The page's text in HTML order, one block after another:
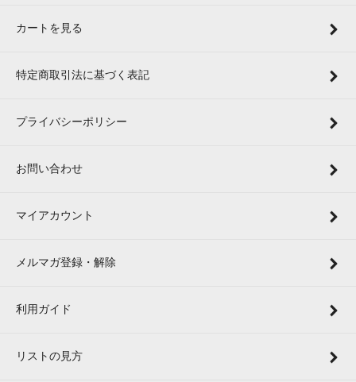
カートを見る
特定商取引法に基づく表記
プライバシーポリシー
お問い合わせ
マイアカウント
メルマガ登録・解除
利用ガイド
リストの見方